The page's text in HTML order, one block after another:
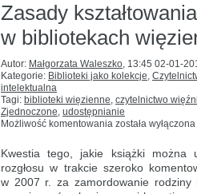
Zasady
w bibliotekach
Autor: Małgorzata Waleszko, 13:45 02-01-
Kategorie: Biblioteki jako kolekcje,
intelektualna
Tagi: biblioteki więzienne, czytelnictwo
Zjednoczone, udostępnianie
Możliwość komentowania Zasady
i udostępniania
zbiorów
w bibliotekach
więziennych
została wyłączona
Kwestia tego, jakie książki można
rozgłosu w trakcie szeroko
w 2007 r. za zamordowanie rodziny